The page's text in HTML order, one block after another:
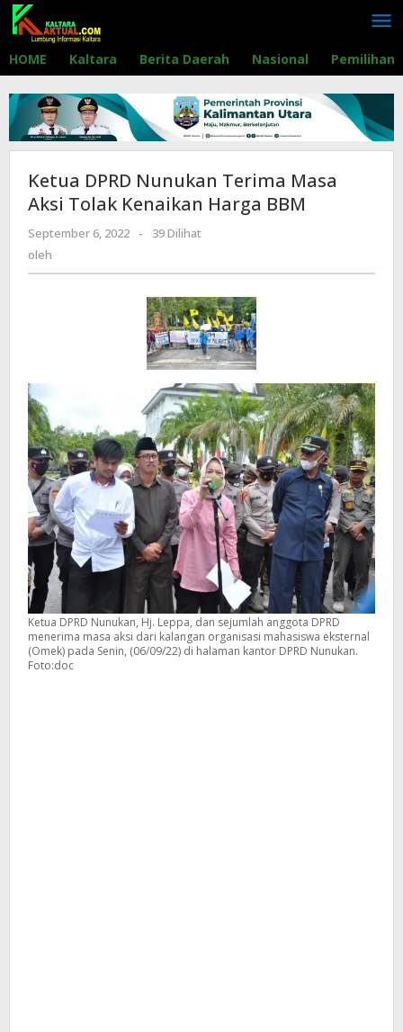
Lewati
konten
HOME Kaltara Berita Daerah Nasional Pemilihan
Ketua DPRD Nunukan Terima Masa
Aksi Tolak Kenaikan Harga BBM
September 6, 2022 oleh
-
39 Dilihat
oleh
Ketua DPRD Nunukan, Hj. Leppa, dan sejumlah anggota DPRD
menerima masa aksi dari kalangan organisasi mahasiswa eksternal
(Omek) pada Senin, (06/09/22) di halaman kantor DPRD Nunukan.
Foto:doc